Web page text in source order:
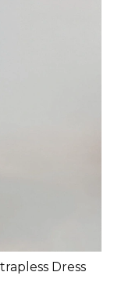
Dress